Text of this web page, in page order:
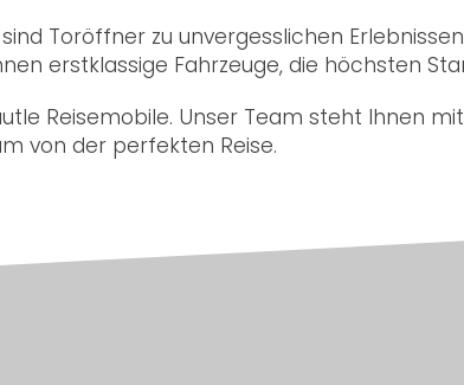
Toröffner zu unvergesslichen
erstklassige Fahrzeuge, die höchsten
Reisemobile. Unser Team steht Ihnen
von der perfekten Reise.